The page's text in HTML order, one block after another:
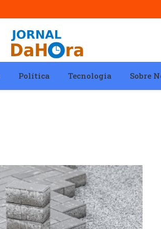
Política Tecnologia Sobre